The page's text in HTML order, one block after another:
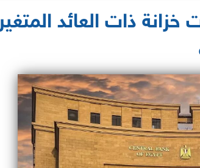
ذات العائد المتغير